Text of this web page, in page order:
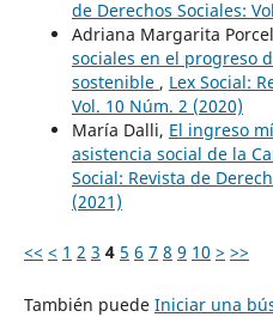
de Derechos Sociales:
Adriana Margarita
sociales en el progreso
sostenible , Lex Social:
Vol. 10 Núm. 2 (2020)
María Dalli, El ingreso
asistencia social de la
Social: Revista de
(2021)
<< < 1 2 3 4 5 6 7 8 9 10 > >>
También puede Iniciar una